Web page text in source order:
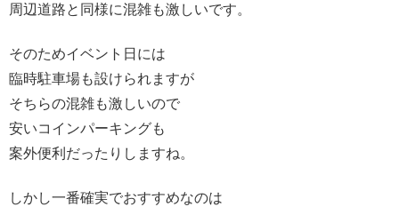
周辺道路と同様に混雑も激しいです。
そのためイベント日には
臨時駐車場も設けられますが
そちらの混雑も激しいので
安いコインパーキングも
案外便利だったりしますね。
しかし一番確実でおすすめなのは